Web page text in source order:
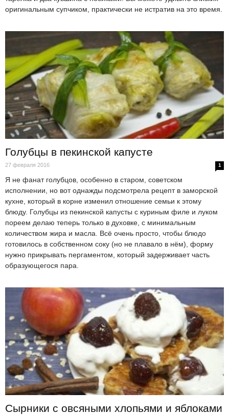
оригинальным супчиком, практически не истратив на это время.
Голубцы в пекинской капусте
27 февраля 2016 1
Я не фанат голубцов, особенно в старом, советском
исполнении, но вот однажды подсмотрела рецепт в заморской
кухне, который в корне изменил отношение семьи к этому
блюду. Голубцы из пекинской капусты с куриным филе и луком
пореем делаю теперь только в духовке, с минимальным
количеством жира и масла. Всё очень просто, чтобы блюдо
готовилось в собственном соку (но не плавало в нём), форму
нужно прикрывать пергаментом, который задерживает часть
образующегося пара.
Сырники с овсяными хлопьями и яблоками